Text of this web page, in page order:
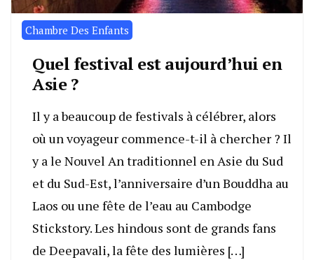
Chambre Des Enfants
Quel festival est aujourd’hui en
Asie ?
Il y a beaucoup de festivals à célébrer, alors
où un voyageur commence-t-il à chercher ? Il
y a le Nouvel An traditionnel en Asie du Sud
et du Sud-Est, l’anniversaire d’un Bouddha au
Laos ou une fête de l’eau au Cambodge
Stickstory. Les hindous sont de grands fans
de Deepavali, la fête des lumières […]